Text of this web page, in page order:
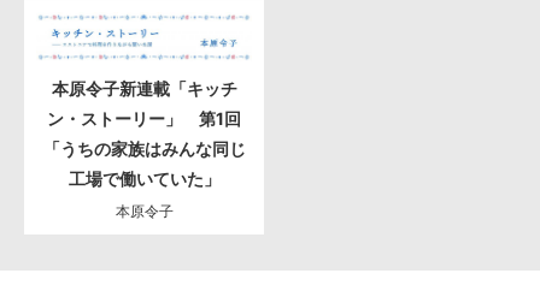
本原令子新連載「キッチ
ン・ストーリー」 第1回
「うちの家族はみんな同じ
工場で働いていた」
本原令子